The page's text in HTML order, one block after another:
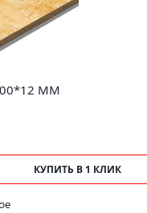
ММ
КУПИТЬ В 1 КЛИК